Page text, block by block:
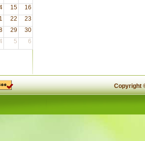
15
16
22
23
29
30
5 6
Copyright